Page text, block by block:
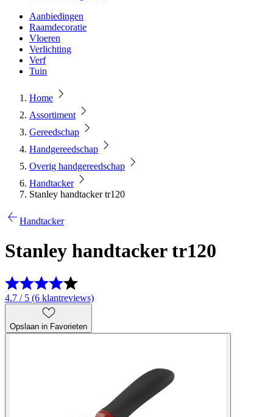
Aanbiedingen
Raamdecoratie
Vloeren
Verlichting
Verf
Tuin
Home
Assortiment
Gereedschap
Handgereedschap
Overig handgereedschap
Handtacker
Stanley handtacker tr120
Handtacker
Stanley handtacker tr120
4.7 / 5 (6 klantreviews)
Opslaan in Favorieten